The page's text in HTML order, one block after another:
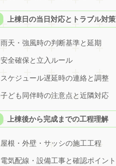
上棟日の当日対応とトラブル対策
雨天・強風時の判断基準と延期
安全確保と立入ルール
スケジュール遅延時の連絡と調整
子ども同伴時の注意点と近隣対応
上棟後から完成までの工程理解
屋根・外壁・サッシの施工工程
電気配線・設備工事と確認ポイント